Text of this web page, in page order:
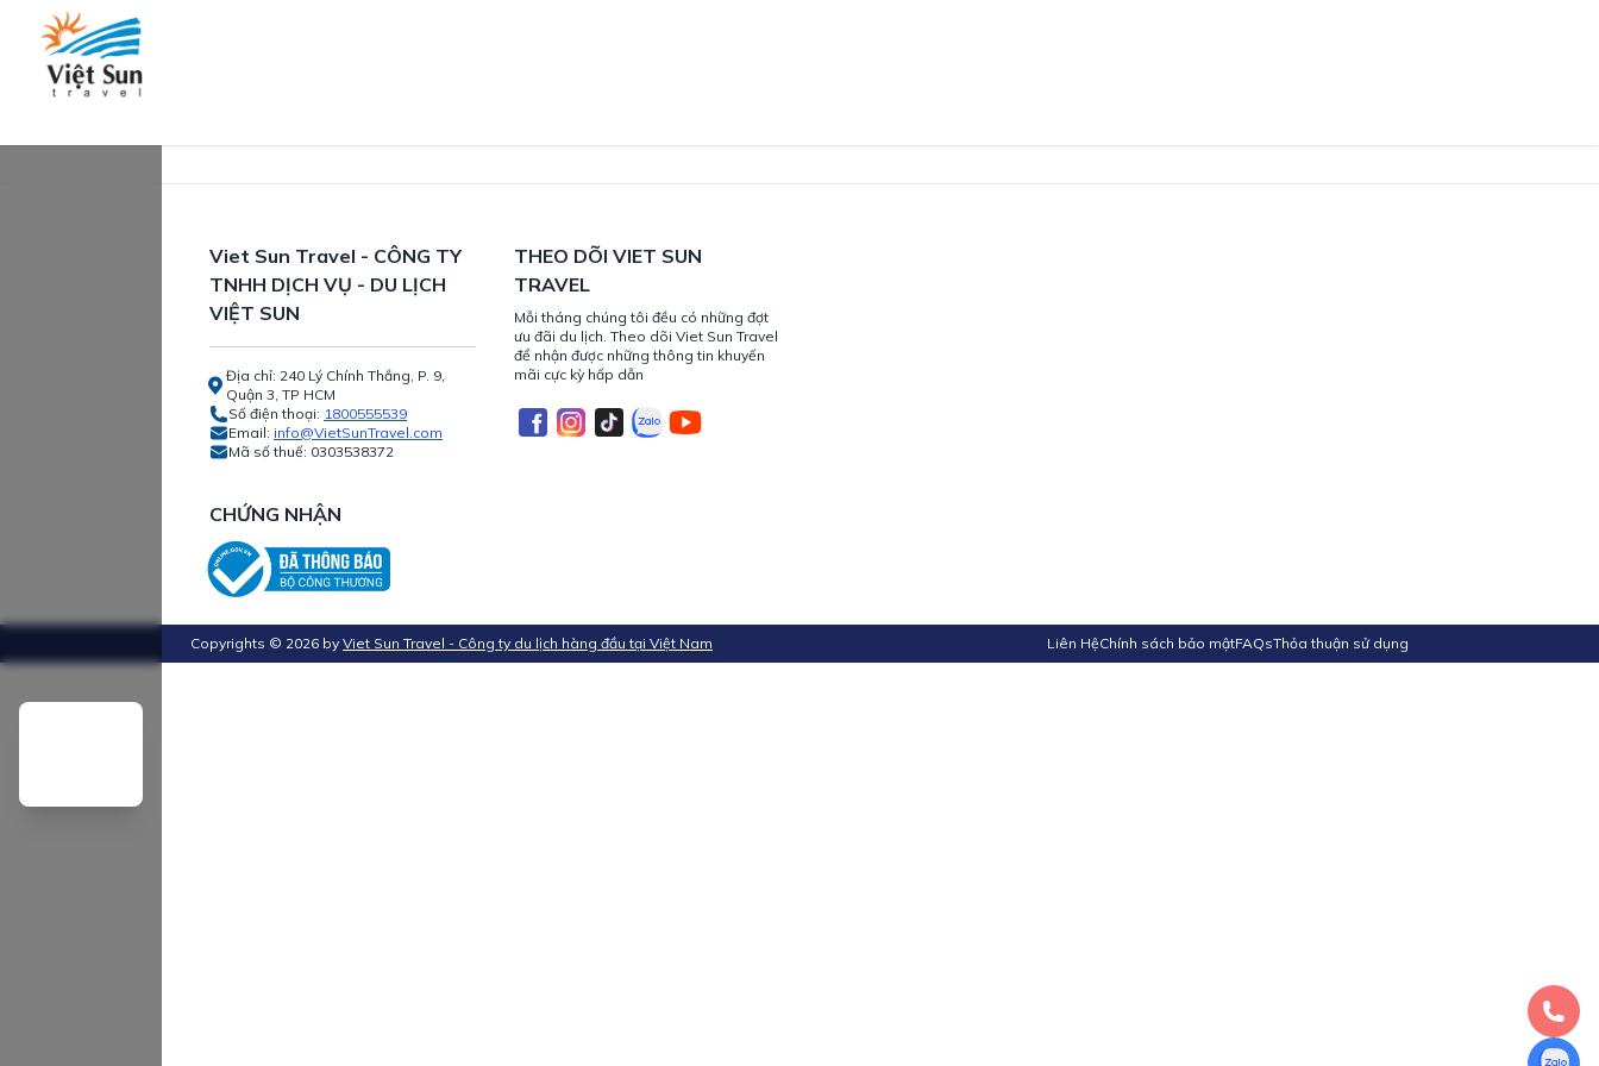
Viet Sun Travel - CÔNG TY
TNHH DỊCH VỤ - DU LỊCH
VIỆT SUN
Địa chỉ: 240 Lý Chính Thắng, P. 9,
Quận 3, TP HCM
Số điện thoại: 1800555539
Email: info@VietSunTravel.com
Mã số thuế: 0303538372
CHỨNG NHẬN
THEO DÕI VIET SUN
TRAVEL
Mỗi tháng chúng tôi đều có những đợt
ưu đãi du lịch. Theo dõi Viet Sun Travel
để nhận được những thông tin khuyến
mãi cực kỳ hấp dẫn
Copyrights © 2026 by Viet Sun Travel - Công ty du lịch hàng đầu tại Việt Nam Liên HệChính sách bảo mậtFAQsThỏa thuận sử dụng